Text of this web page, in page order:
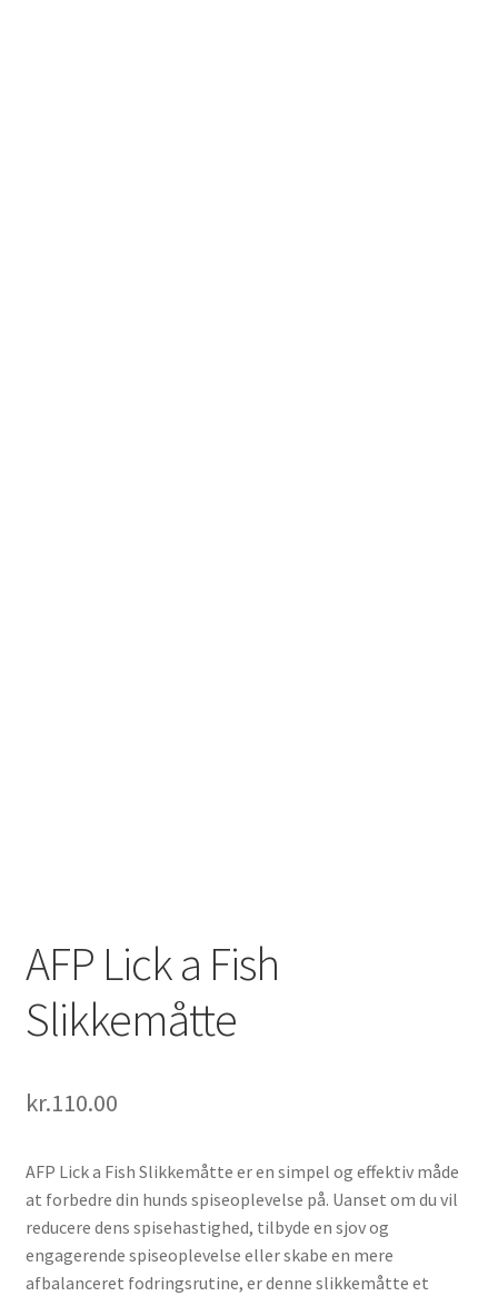
AFP Lick a Fish
Slikkemåtte
kr.110.00
AFP Lick a Fish Slikkemåtte er en simpel og effektiv måde
at forbedre din hunds spiseoplevelse på. Uanset om du vil
reducere dens spisehastighed, tilbyde en sjov og
engagerende spiseoplevelse eller skabe en mere
afbalanceret fodringsrutine, er denne slikkemåtte et